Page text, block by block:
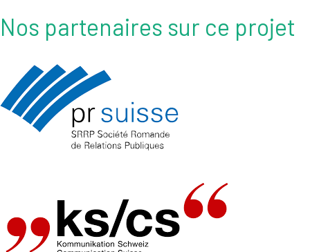
Nos partenaires sur ce projet